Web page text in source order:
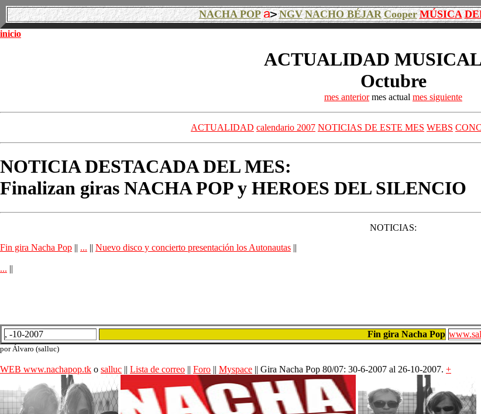
NACHA POP NGV NACHO BÉJAR Cooper MÚSICA
inicio
ACTUALIDAD MUSICAL
Octubre
mes anteriormes actual mes siguiente
ACTUALIDAD calendario 2007 NOTICIAS DE ESTE MES WEBS
NOTICIA DESTACADA DEL MES:
Finalizan giras NACHA POP y HEROES DEL SILENCIO
NOTICIAS:
Fin gira Nacha Pop || ... || Nuevo disco y concierto presentación los Autonautas ||
... ||
, -10-2007 Fin gira Nacha Pop
por Álvaro (salluc)
WEB www.nachapop.tk o salluc || Lista de correo || Foro || Myspace || Gira Nacha Pop 80/07: 30-6-2007 al 26-10-2007. +